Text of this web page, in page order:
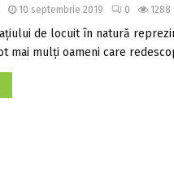
10 septembrie 2019 0 1288
de locuit în natură
mai mulți oameni care